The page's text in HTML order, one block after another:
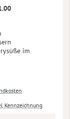
im
Kennzeichnung